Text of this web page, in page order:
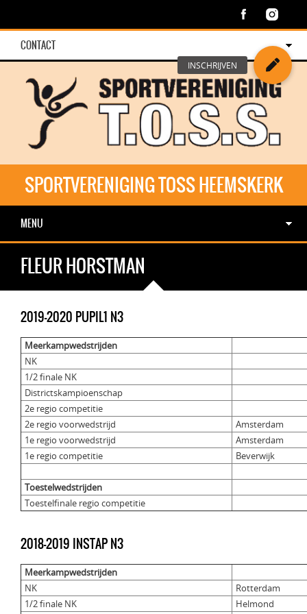
CONTACT
SPORTVERENIGING TOSS HEEMSKERK
MENU
FLEUR HORSTMAN
2019-2020 PUPIL1 N3
Meerkampwedstrijden
NK
1/2 finale NK
Districtskampioenschap
2e regio competitie
2e regio voorwedstrijd
Amsterdam
1e regio voorwedstrijd
Amsterdam
1e regio competitie
Beverwijk
Toestelwedstrijden
Toestelfinale regio competitie
2018-2019 INSTAP N3
Meerkampwedstrijden
NK
Rotterdam
1/2 finale NK
Helmond